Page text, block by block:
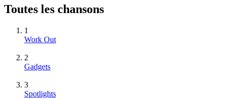
Toutes les chansons
1
Work Out
2
Gadgets
3
Spotlights